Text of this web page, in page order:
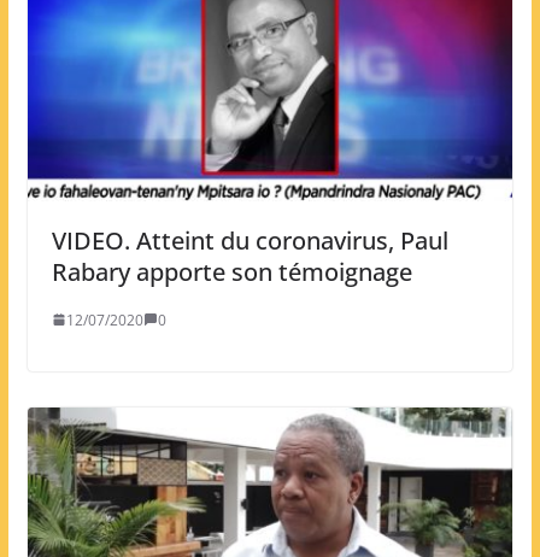
VIDEO. Atteint du coronavirus, Paul
Rabary apporte son témoignage
12/07/2020 0